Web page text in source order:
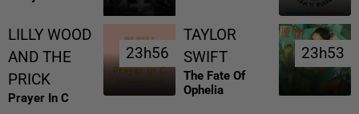
LILLY WOOD
AND THE
PRICK
Prayer In C
23h56
23h56
TAYLOR
SWIFT
The Fate Of
Ophelia
23h53
23h53